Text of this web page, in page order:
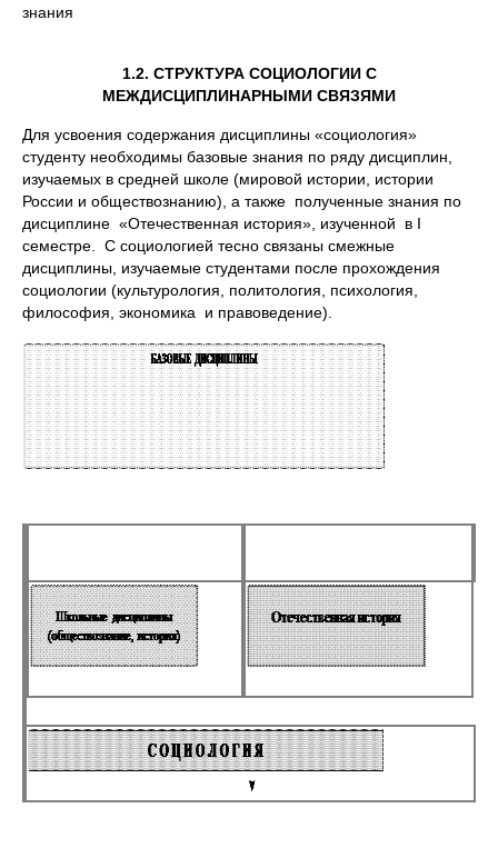
знания
1.2. СТРУКТУРА СОЦИОЛОГИИ С
МЕЖДИСЦИПЛИНАРНЫМИ СВЯЗЯМИ
Для усвоения содержания дисциплины «социология»
студенту необходимы базовые знания по ряду дисциплин,
изучаемых в средней школе (мировой истории, истории
России и обществознанию), а также полученные знания по
дисциплине «Отечественная история», изученной в I
семестре. С социологией тесно связаны смежные
дисциплины, изучаемые студентами после прохождения
социологии (культурология, политология, психология,
философия, экономика и правоведение).